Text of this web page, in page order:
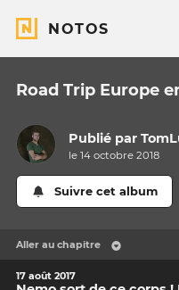
NOTOS
Road Trip Europe
Publié par
le 14 octobre 2018
Suivre cet album
Aller au chapitre
17 août 2017